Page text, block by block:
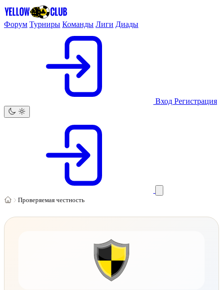
Форум Турниры Команды Лиги Диады
Вход Регистрация
Проверяемая честность